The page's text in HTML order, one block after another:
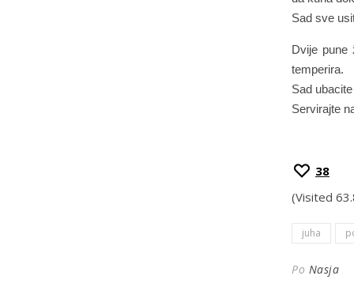
Sad sve
Dvije pune
temperira.
Sad
Servirajte
38
(Visited
juha
Po Nasja